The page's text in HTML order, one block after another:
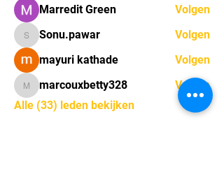
Marredit Green
Volgen
Sonu.pawar
Sonu.pawar
Volgen
mayuri kathade
Volgen
marcouxbetty328
marcouxbetty328
Volgen
Alle (33) leden bekijken